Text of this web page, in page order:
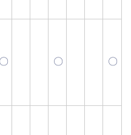
〇 〇 〇